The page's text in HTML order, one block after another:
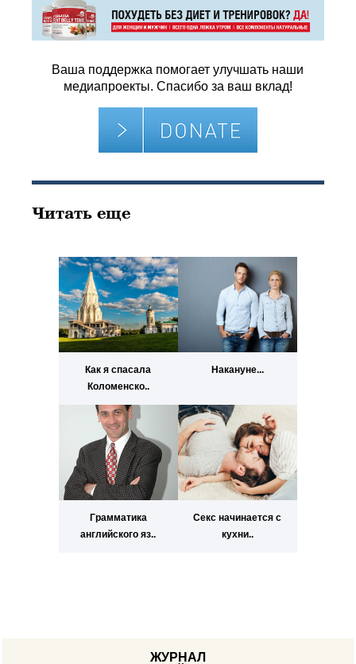
Ваша поддержка помогает улучшать наши
медиапроекты. Спасибо за ваш вклад!
Читать еще
Как я спасала
Коломенско..
Накануне...
Грамматика
английского яз..
Секс начинается с
кухни..
ЖУРНАЛ